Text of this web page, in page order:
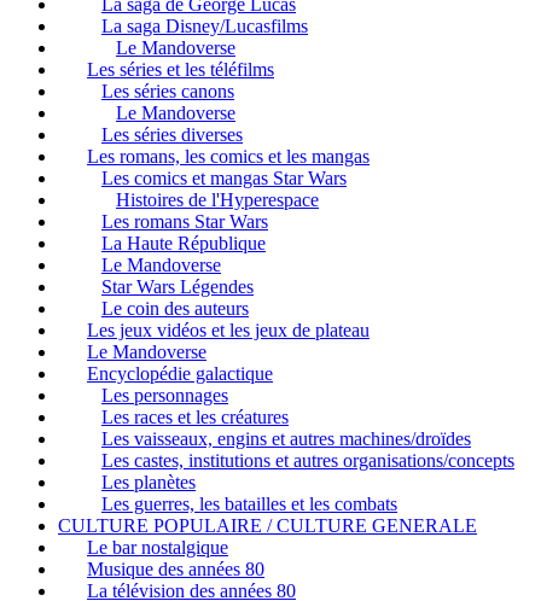
La saga Disney/Lucasfilms
Le Mandoverse
Les séries et les téléfilms
Les séries canons
Le Mandoverse
Les séries diverses
Les romans, les comics et les mangas
Les comics et mangas Star Wars
Histoires de l'Hyperespace
Les romans Star Wars
La Haute République
Le Mandoverse
Star Wars Légendes
Le coin des auteurs
Les jeux vidéos et les jeux de plateau
Le Mandoverse
Encyclopédie galactique
Les personnages
Les races et les créatures
Les vaisseaux, engins et autres machines/droïdes
Les castes, institutions et autres organisations/concepts
Les planètes
Les guerres, les batailles et les combats
CULTURE POPULAIRE / CULTURE GENERALE
Le bar nostalgique
Musique des années 80
La télévision des années 80